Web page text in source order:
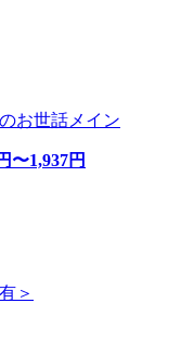
お世話メイン
〜1,937円
＞